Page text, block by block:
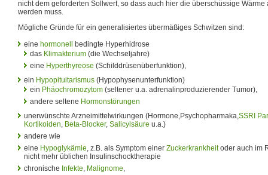
nicht dem geforderten Sollwert, so dass auch hier die überschüssige
werden muss.
Mögliche Gründe für ein generalisiertes übermäßiges Schwitzen sind:
eine hormonell
bedingte Hyperhidrose
das Klimakterium (die Wechseljahre)
eine Hyperthyreose (Schilddrüsenüberfunktion),
ein Hypopituitarismus (Hypophysenunterfunktion)
ein Phäochromozytom (seltener u.a. adrenalinproduzierender Tumor),
andere seltene Hormonstörungen
unerwünschte Arzneimittelwirkungen (Hormone,Psychopharmaka,SSRI
Kortikoiden, Beta-Blocker, Salicylsäure u.a.)
andere wie
eine Hypoglykämie, z.B. als Symptom einer Zuckerkrankheitoder auch im
nicht mehr üblichen Insulinschocktherapie
chronische Infekte, Malignome,